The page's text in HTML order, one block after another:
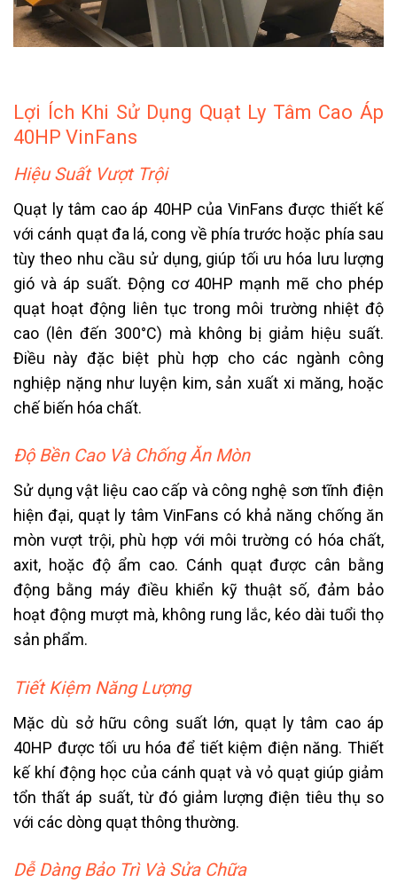
Lợi Ích Khi Sử Dụng Quạt Ly Tâm Cao Áp
40HP VinFans
Hiệu Suất Vượt Trội
Quạt ly tâm cao áp 40HP của VinFans được thiết kế
với cánh quạt đa lá, cong về phía trước hoặc phía sau
tùy theo nhu cầu sử dụng, giúp tối ưu hóa lưu lượng
gió và áp suất. Động cơ 40HP mạnh mẽ cho phép
quạt hoạt động liên tục trong môi trường nhiệt độ
cao (lên đến 300°C) mà không bị giảm hiệu suất.
Điều này đặc biệt phù hợp cho các ngành công
nghiệp nặng như luyện kim, sản xuất xi măng, hoặc
chế biến hóa chất.
Độ Bền Cao Và Chống Ăn Mòn
Sử dụng vật liệu cao cấp và công nghệ sơn tĩnh điện
hiện đại, quạt ly tâm VinFans có khả năng chống ăn
mòn vượt trội, phù hợp với môi trường có hóa chất,
axit, hoặc độ ẩm cao. Cánh quạt được cân bằng
động bằng máy điều khiển kỹ thuật số, đảm bảo
hoạt động mượt mà, không rung lắc, kéo dài tuổi thọ
sản phẩm.
Tiết Kiệm Năng Lượng
Mặc dù sở hữu công suất lớn, quạt ly tâm cao áp
40HP được tối ưu hóa để tiết kiệm điện năng. Thiết
kế khí động học của cánh quạt và vỏ quạt giúp giảm
tổn thất áp suất, từ đó giảm lượng điện tiêu thụ so
với các dòng quạt thông thường.
Dễ Dàng Bảo Trì Và Sửa Chữa